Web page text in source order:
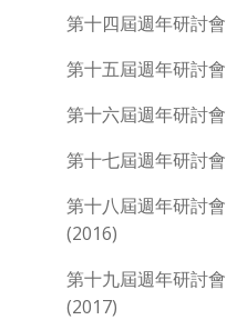
第十四屆週年研討會
第十五屆週年研討會
第十六屆週年研討會
第十七屆週年研討會
第十八屆週年研討會
(2016)
第十九屆週年研討會
(2017)